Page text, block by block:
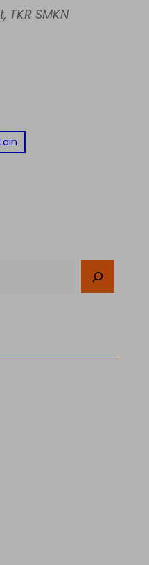
TKR SMKN